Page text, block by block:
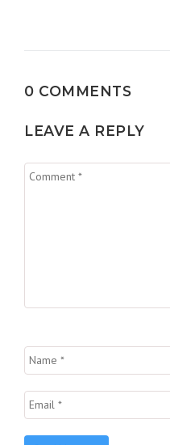
0 COMMENTS
LEAVE A REPLY